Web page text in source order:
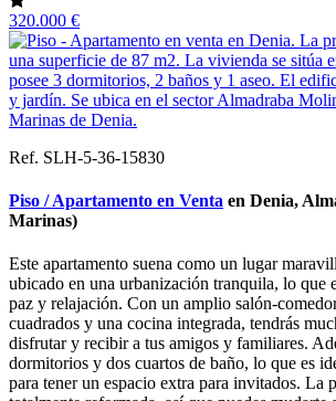
320.000 €
Ref. SLH-5-36-15830
Piso / Apartamento en Venta en Denia,
Marinas)
Este apartamento suena como un lugar
ubicado en una urbanización tranquila, lo que
paz y relajación. Con un amplio salón-
cuadrados y una cocina integrada, tendrás
disfrutar y recibir a tus amigos y familiares.
dormitorios y dos cuartos de baño, lo que es
para tener un espacio extra para invitados. La